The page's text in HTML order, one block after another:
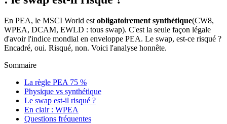
En PEA, le MSCI World estobligatoirement synthétique(CW8,
WPEA, DCAM, EWLD : tous swap). C'est la seule façon légale
d'avoir l'indice mondial en enveloppe PEA. Le swap, est-ce risqué ?
Encadré, oui. Risqué, non. Voici l'analyse honnête.
Sommaire
La règle PEA 75 %
Physique vs synthétique
Le swap est-il risqué ?
En clair : WPEA
Questions fréquentes